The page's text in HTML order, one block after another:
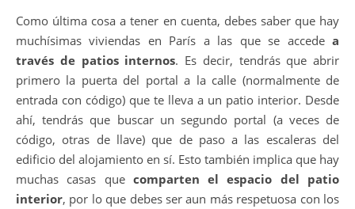
Como última cosa a tener en cuenta, debes saber que hay
muchísimas viviendas en París a las que se accede a
través de patios internos. Es decir, tendrás que abrir
primero la puerta del portal a la calle (normalmente de
entrada con código) que te lleva a un patio interior. Desde
ahí, tendrás que buscar un segundo portal (a veces de
código, otras de llave) que de paso a las escaleras del
edificio del alojamiento en sí. Esto también implica que hay
muchas casas que comparten el espacio del patio
interior, por lo que debes ser aun más respetuosa con los